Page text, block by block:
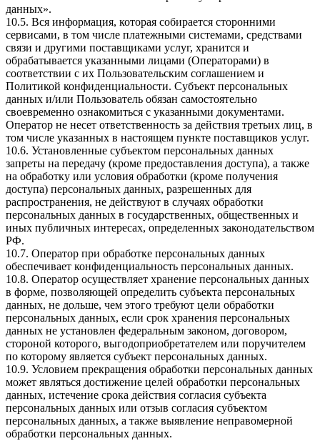
данных».
10.5. Вся информация, которая собирается сторонними
сервисами, в том числе платежными системами, средствами
связи и другими поставщиками услуг, хранится и
обрабатывается указанными лицами (Операторами) в
соответствии с их Пользовательским соглашением и
Политикой конфиденциальности. Субъект персональных
данных и/или Пользователь обязан самостоятельно
своевременно ознакомиться с указанными документами.
Оператор не несет ответственность за действия третьих лиц, в
том числе указанных в настоящем пункте поставщиков услуг.
10.6. Установленные субъектом персональных данных
запреты на передачу (кроме предоставления доступа), а также
на обработку или условия обработки (кроме получения
доступа) персональных данных, разрешенных для
распространения, не действуют в случаях обработки
персональных данных в государственных, общественных и
иных публичных интересах, определенных законодательством
РФ.
10.7. Оператор при обработке персональных данных
обеспечивает конфиденциальность персональных данных.
10.8. Оператор осуществляет хранение персональных данных
в форме, позволяющей определить субъекта персональных
данных, не дольше, чем этого требуют цели обработки
персональных данных, если срок хранения персональных
данных не установлен федеральным законом, договором,
стороной которого, выгодоприобретателем или поручителем
по которому является субъект персональных данных.
10.9. Условием прекращения обработки персональных данных
может являться достижение целей обработки персональных
данных, истечение срока действия согласия субъекта
персональных данных или отзыв согласия субъектом
персональных данных, а также выявление неправомерной
обработки персональных данных.